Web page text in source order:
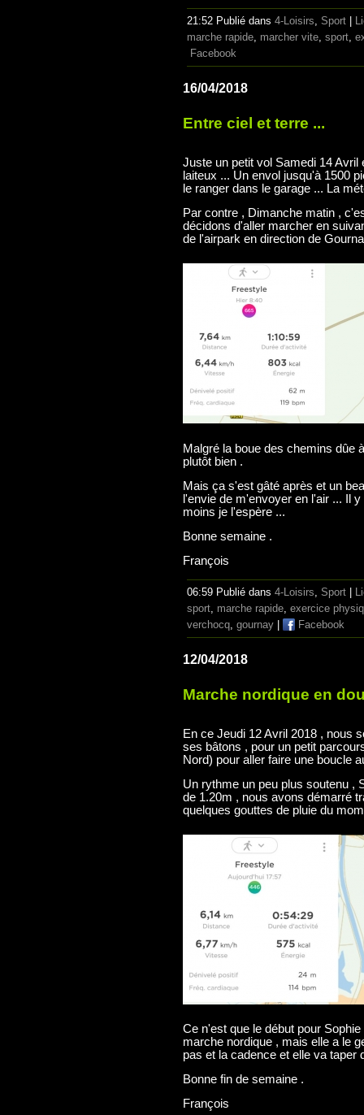
21:52 Publié dans 4-Loisirs, Sport
marche rapide, marcher vite, sport,
Facebook
16/04/2018
Entre ciel et terre ...
Juste un petit vol Samedi 14
laiteux ... Un envol jusqu'à 1500
le ranger dans le garage ... La
Par contre , Dimanche matin ,
décidons d'aller marcher en
de l'airpark en direction de
Malgré la boue des chemins dûe
plutôt bien .
Mais ça s'est gâté après et un
l'envie de m'envoyer en l'air ... Il
moins je l'espère ...
Bonne semaine .
François
06:59 Publié dans 4-Loisirs Sport |
sport marche rapide exercice
verchocq gournay | Facebook
12/04/2018
Marche nordique en
En ce Jeudi 12 Avril 2018 , nous
ses bâtons , pour un petit
Nord) pour aller faire une boucle
Un rythme un peu plus soutenu ,
de 1.20m , nous avons démarré
quelques gouttes de pluie du
Ce n'est que le début pour
marche nordique , mais elle a le
pas et la cadence et elle va taper
Bonne fin de semaine .
François